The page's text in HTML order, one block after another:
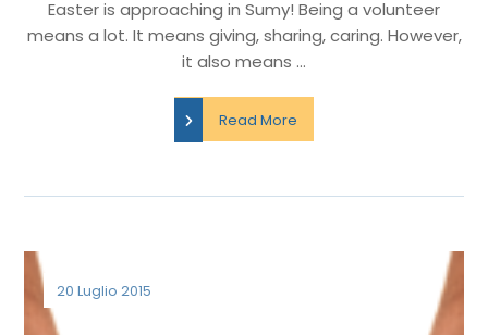
Easter is approaching in Sumy! Being a volunteer
means a lot. It means giving, sharing, caring. However,
it also means ...
Read More
20 Luglio 2015